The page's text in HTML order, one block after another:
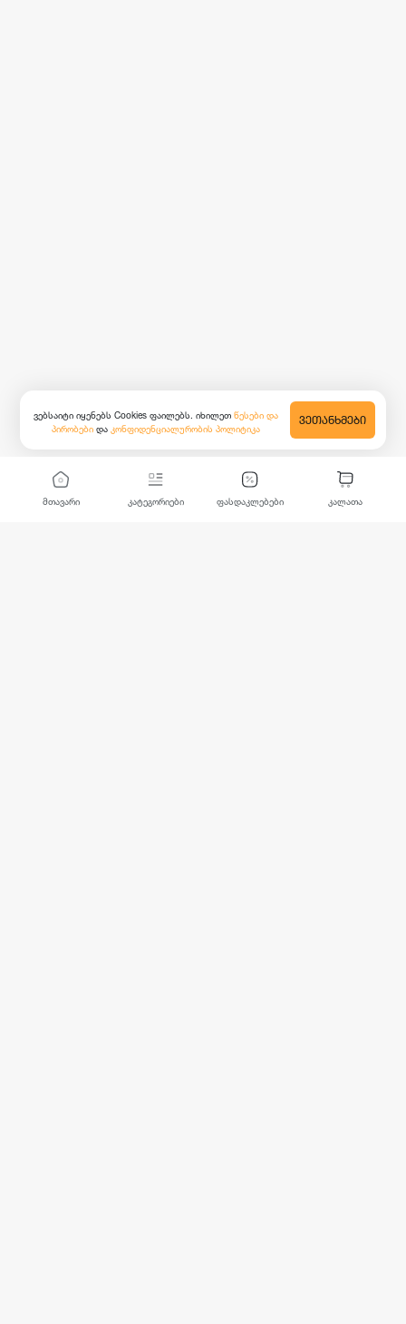
მთავარი კატეგორიები ფასდაკლებები კალათა
ვებსაიტი იყენებს Cookies ფაილებს. იხილეთ წესები და
პირობები და კონფიდენციალურობის პოლიტიკა
ᲕᲔᲗᲐᲜᲮᲛᲔᲑᲘ